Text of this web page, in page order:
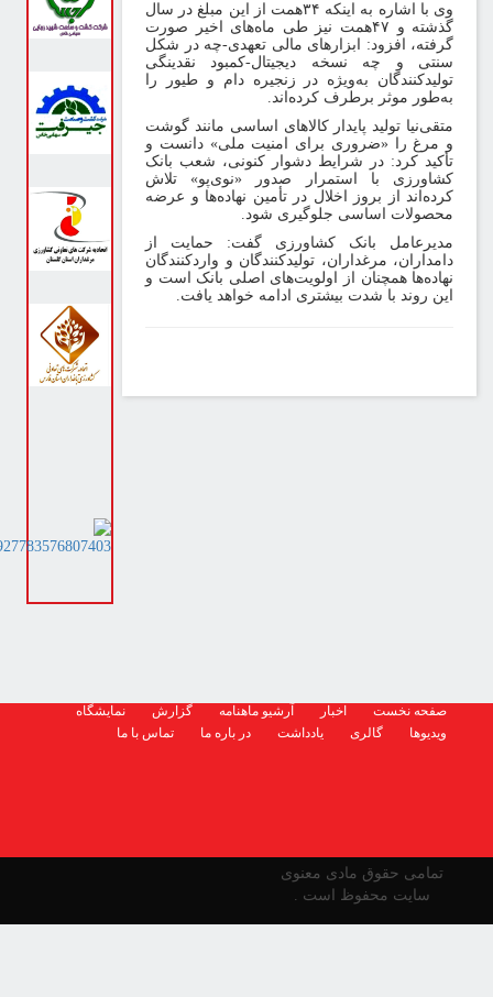
با اشاره به اینکه۳۴همت از این مبلغ در سال
و۴۷همت نیز طی ماه‌های اخیر صورت
افزود: ابزارهای مالی تعهدی -چه در شکل
و چه نسخه دیجیتال-کمبود نقدینگی
به‌ویژه در زنجیره دام و طیور را
موثر برطرف کرده‌اند.
تولید پایدار کالاهای اساسی مانند گوشت
مرغ را «ضروری برای امنیت ملی» دانست و
کرد: در شرایط دشوار کنونی، شعب بانک
با استمرار صدور «نوی‌پو» تلاش
از بروز اخلال در تأمین نهاده‌ها و عرضه
اساسی جلوگیری شود.
بانک کشاورزی گفت: حمایت از
مرغداران، تولیدکنندگان و واردکنندگان
همچنان از اولویت‌های اصلی بانک است و
روند با شدت بیشتری ادامه خواهد یافت.
صفحه نخست اخبار آرشیو ماهنامه گزارش
نمایشگاه
گالری یادداشت در باره ما تماس با ما
تمامی حقوق مادی معنوی
سایت محفوظ است .